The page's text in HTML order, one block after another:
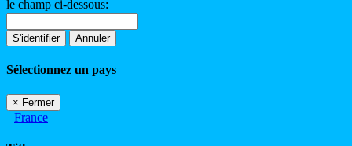
le champ ci-dessous:
S'identifier Annuler
Sélectionnez un pays
× Fermer
France